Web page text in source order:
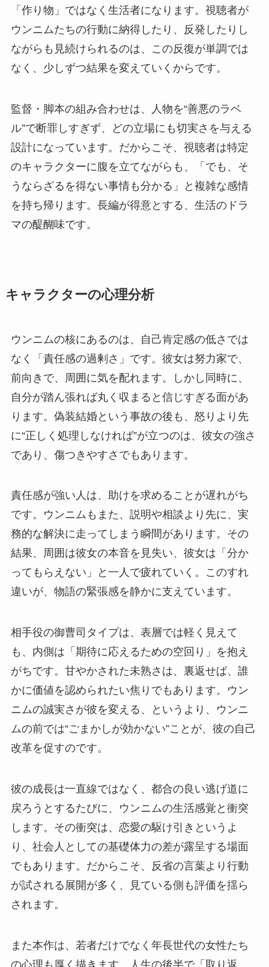
「作り物」ではなく生活者になります。視聴者が
ウンニムたちの行動に納得したり、反発したりし
ながらも見続けられるのは、この反復が単調では
なく、少しずつ結果を変えていくからです。
監督・脚本の組み合わせは、人物を“善悪のラベ
ル”で断罪しすぎず、どの立場にも切実さを与える
設計になっています。だからこそ、視聴者は特定
のキャラクターに腹を立てながらも、「でも、そ
うならざるを得ない事情も分かる」と複雑な感情
を持ち帰ります。長編が得意とする、生活のドラ
マの醍醐味です。
キャラクターの心理分析
ウンニムの核にあるのは、自己肯定感の低さでは
なく「責任感の過剰さ」です。彼女は努力家で、
前向きで、周囲に気を配れます。しかし同時に、
自分が踏ん張れば丸く収まると信じすぎる面があ
ります。偽装結婚という事故の後も、怒りより先
に“正しく処理しなければ”が立つのは、彼女の強さ
であり、傷つきやすさでもあります。
責任感が強い人は、助けを求めることが遅れがち
です。ウンニムもまた、説明や相談より先に、実
務的な解決に走ってしまう瞬間があります。その
結果、周囲は彼女の本音を見失い、彼女は「分か
ってもらえない」と一人で疲れていく。このすれ
違いが、物語の緊張感を静かに支えています。
相手役の御曹司タイプは、表層では軽く見えて
も、内側は「期待に応えるための空回り」を抱え
がちです。甘やかされた未熟さは、裏返せば、誰
かに価値を認められたい焦りでもあります。ウン
ニムの誠実さが彼を変える、というより、ウンニ
ムの前では“ごまかしが効かない”ことが、彼の自己
改革を促すのです。
彼の成長は一直線ではなく、都合の良い逃げ道に
戻ろうとするたびに、ウンニムの生活感覚と衝突
します。その衝突は、恋愛の駆け引きというよ
り、社会人としての基礎体力の差が露呈する場面
でもあります。だからこそ、反省の言葉より行動
が試される展開が多く、見ている側も評価を揺ら
されます。
また本作は、若者だけでなく年長世代の女性たち
の心理も厚く描きます。人生の後半で「取り返